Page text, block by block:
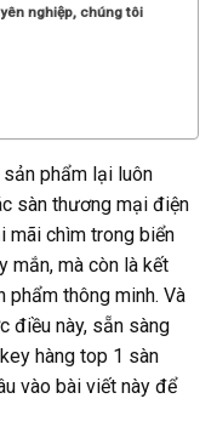
nghiệp, chúng tôi
phẩm lại luôn
sàn thương mại điện
mãi chìm trong biển
mắn, mà còn là kết
thông minh. Và
điều này, sẵn sàng
hàng top 1 sàn
vào bài viết này để